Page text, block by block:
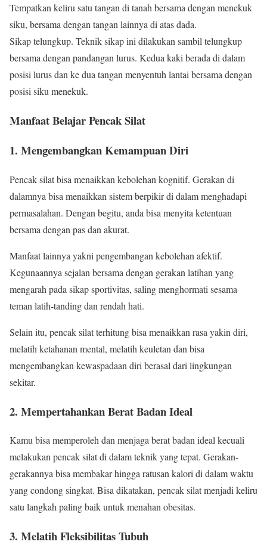
Tempatkan keliru satu tangan di tanah bersama dengan menekuk
siku, bersama dengan tangan lainnya di atas dada.
Sikap telungkup. Teknik sikap ini dilakukan sambil telungkup
bersama dengan pandangan lurus. Kedua kaki berada di dalam
posisi lurus dan ke dua tangan menyentuh lantai bersama dengan
posisi siku menekuk.
Manfaat Belajar Pencak Silat
1. Mengembangkan Kemampuan Diri
Pencak silat bisa menaikkan kebolehan kognitif. Gerakan di
dalamnya bisa menaikkan sistem berpikir di dalam menghadapi
permasalahan. Dengan begitu, anda bisa menyita ketentuan
bersama dengan pas dan akurat.
Manfaat lainnya yakni pengembangan kebolehan afektif.
Kegunaannya sejalan bersama dengan gerakan latihan yang
mengarah pada sikap sportivitas, saling menghormati sesama
teman latih-tanding dan rendah hati.
Selain itu, pencak silat terhitung bisa menaikkan rasa yakin diri,
melatih ketahanan mental, melatih keuletan dan bisa
mengembangkan kewaspadaan diri berasal dari lingkungan
sekitar.
2. Mempertahankan Berat Badan Ideal
Kamu bisa memperoleh dan menjaga berat badan ideal kecuali
melakukan pencak silat di dalam teknik yang tepat. Gerakan-
gerakannya bisa membakar hingga ratusan kalori di dalam waktu
yang condong singkat. Bisa dikatakan, pencak silat menjadi keliru
satu langkah paling baik untuk menahan obesitas.
3. Melatih Fleksibilitas Tubuh